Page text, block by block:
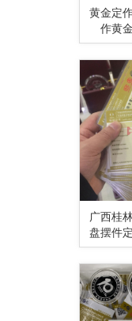
黄金定
作黄
广西桂
盘摆件